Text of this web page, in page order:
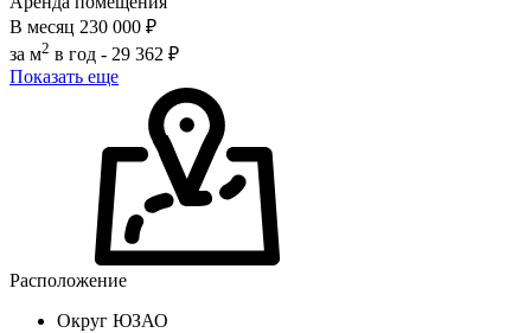
В месяц 230 000 ₽
за м2 в год - 29 362 ₽
Показать еще
Расположение
Округ ЮЗАО